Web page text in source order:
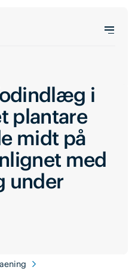
i
plantare
midt på
med
under